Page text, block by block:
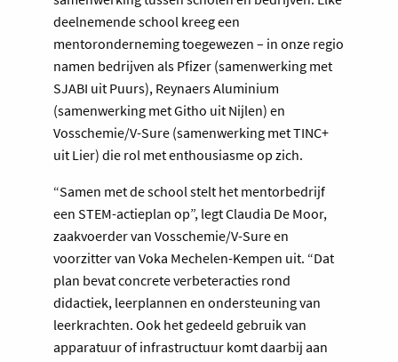
deelnemende school kreeg een
mentoronderneming toegewezen – in onze regio
namen bedrijven als Pfizer (samenwerking met
SJABI uit Puurs), Reynaers Aluminium
(samenwerking met Githo uit Nijlen) en
Vosschemie/V-Sure (samenwerking met TINC+
uit Lier) die rol met enthousiasme op zich.
“Samen met de school stelt het mentorbedrijf
een STEM-actieplan op”, legt Claudia De Moor,
zaakvoerder van Vosschemie/V-Sure en
voorzitter van Voka Mechelen-Kempen uit. “Dat
plan bevat concrete verbeteracties rond
didactiek, leerplannen en ondersteuning van
leerkrachten. Ook het gedeeld gebruik van
apparatuur of infrastructuur komt daarbij aan